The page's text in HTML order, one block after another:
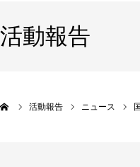
活動報告
活動報告 ニュース